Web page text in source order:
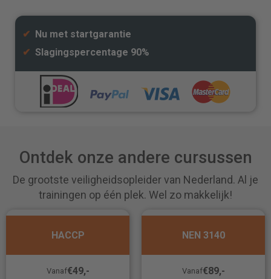
✔ Nu met startgarantie
✔ Slagingspercentage 90%
Ontdek onze andere cursussen
De grootste veiligheidsopleider van Nederland. Al je
trainingen op één plek. Wel zo makkelijk!
HACCP
Vanaf€49,-
NEN 3140
Vanaf€89,-